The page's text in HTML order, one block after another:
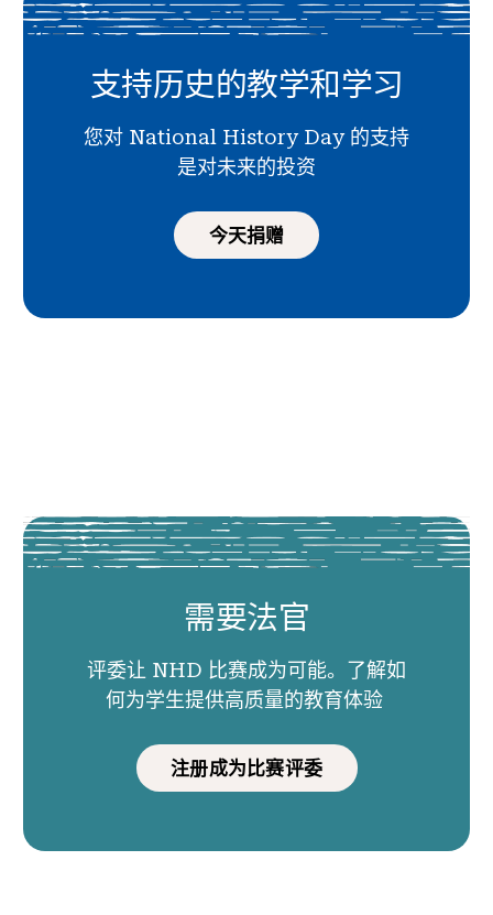
支持历史的教学和学习
您对 National History Day 的支持
是对未来的投资
今天捐赠
需要法官
评委让 NHD 比赛成为可能。了解如
何为学生提供高质量的教育体验
注册成为比赛评委